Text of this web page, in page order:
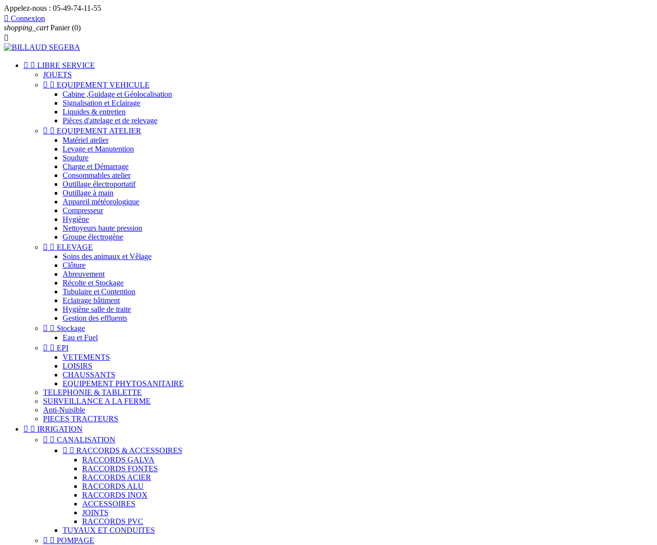
Appelez-nous : 05-49-74-11-55
 Connexion
shopping_cart Panier (0)

  LIBRE SERVICE
JOUETS
  EQUIPEMENT VEHICULE
Cabine ,Guidage et Géolocalisation
Signalisation et Eclairage
Liquides & entretien
Pièces d'attelage et de relevage
  EQUIPEMENT ATELIER
Matériel atelier
Levage et Manutention
Soudure
Charge et Démarrage
Consommables atelier
Outillage électroportatif
Outillage à main
Appareil météorologique
Compresseur
Hygiène
Nettoyeurs haute pression
Groupe électrogène
  ELEVAGE
Soins des animaux et Vêlage
Clôture
Abreuvement
Récolte et Stockage
Tubulaire et Contention
Eclairage bâtiment
Hygiène salle de traite
Gestion des effluents
  Stockage
Eau et Fuel
  EPI
VETEMENTS
LOISIRS
CHAUSSANTS
EQUIPEMENT PHYTOSANITAIRE
TELEPHONIE & TABLETTE
SURVEILLANCE A LA FERME
Anti-Nuisible
PIECES TRACTEURS
  IRRIGATION
  CANALISATION
  RACCORDS & ACCESSOIRES
RACCORDS GALVA
RACCORDS FONTES
RACCORDS ACIER
RACCORDS ALU
RACCORDS INOX
ACCESSOIRES
JOINTS
RACCORDS PVC
TUYAUX ET CONDUITES
  POMPAGE